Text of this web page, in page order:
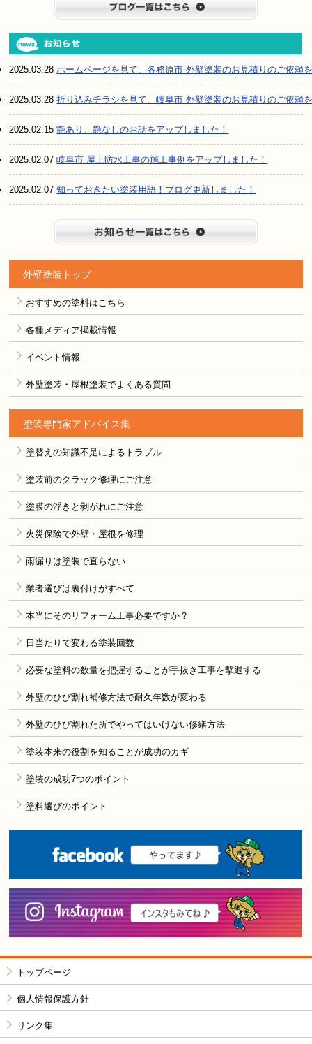
2025.03.28ホームページを見て、各務原市 外壁塗装のお見積りのご依頼
2025.03.28折り込みチラシを見て、岐阜市 外壁塗装のお見積りのご依頼
2025.02.15艶あり、艶なしのお話をアップしました！
2025.02.07岐阜市 屋上防水工事の施工事例をアップしました！
2025.02.07知っておきたい塗装用語！ブログ更新しました！
外壁塗装トップ
おすすめの塗料はこちら
各種メディア掲載情報
イベント情報
外壁塗装・屋根塗装でよくある質問
塗装専門家アドバイス集
塗替えの知識不足によるトラブル
塗装前のクラック修理にご注意
塗膜の浮きと剥がれにご注意
火災保険で外壁・屋根を修理
雨漏りは塗装で直らない
業者選びは裏付けがすべて
本当にそのリフォーム工事必要ですか？
日当たりで変わる塗装回数
必要な塗料の数量を把握することが手抜き工事を撃退する
外壁のひび割れ補修方法で耐久年数が変わる
外壁のひび割れた所でやってはいけない修繕方法
塗装本来の役割を知ることが成功のカギ
塗装の成功7つのポイント
塗料選びのポイント
トップページ
個人情報保護方針
リンク集